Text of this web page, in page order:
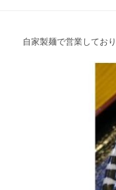
自家製麺で営業しており